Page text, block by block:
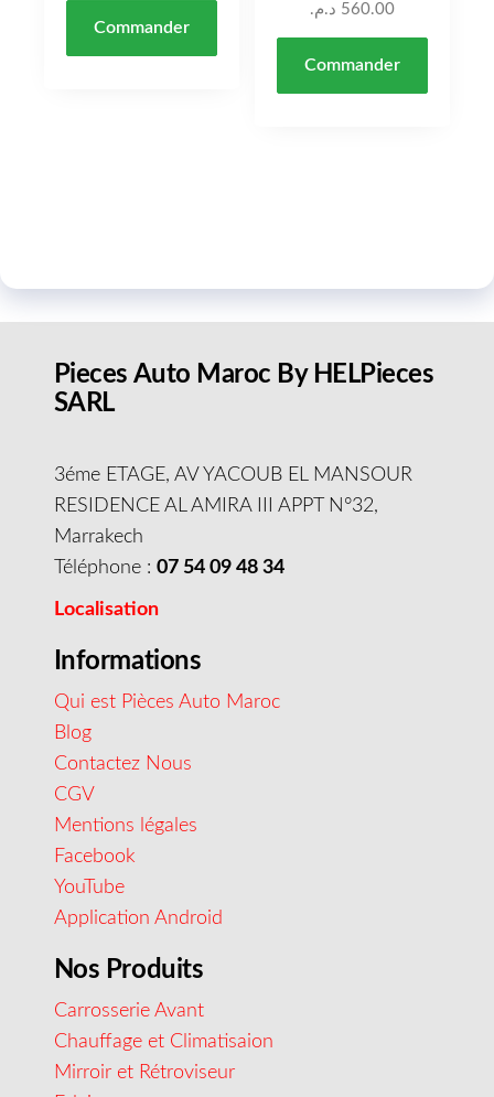
Commander
560.00 د.م.
Commander
Pieces Auto Maroc By HELPieces
SARL
3éme ETAGE, AV YACOUB EL MANSOUR
RESIDENCE AL AMIRA III APPT N°32,
Marrakech
Téléphone : 07 54 09 48 34
Localisation
Informations
Qui est Pièces Auto Maroc
Blog
Contactez Nous
CGV
Mentions légales
Facebook
YouTube
Application Android
Nos Produits
Carrosserie Avant
Chauffage et Climatisaion
Mirroir et Rétroviseur